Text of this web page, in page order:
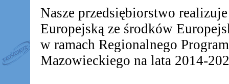
Nasze przedsiębiorstwo
Europejską ze środków
w ramach Regionalnego
Mazowieckiego na lata 2014-